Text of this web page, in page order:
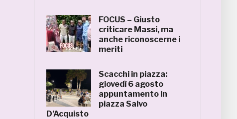
FOCUS – Giusto
criticare Massi, ma
anche riconoscerne i
meriti
Scacchi in piazza:
giovedì 6 agosto
appuntamento in
piazza Salvo
D’Acquisto